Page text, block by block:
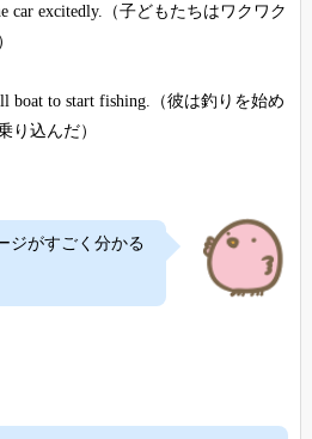
car excitedly.（子どもたちはワクワク
boat to start fishing.（彼は釣りを始め
り込んだ）
ジがすごく分かる